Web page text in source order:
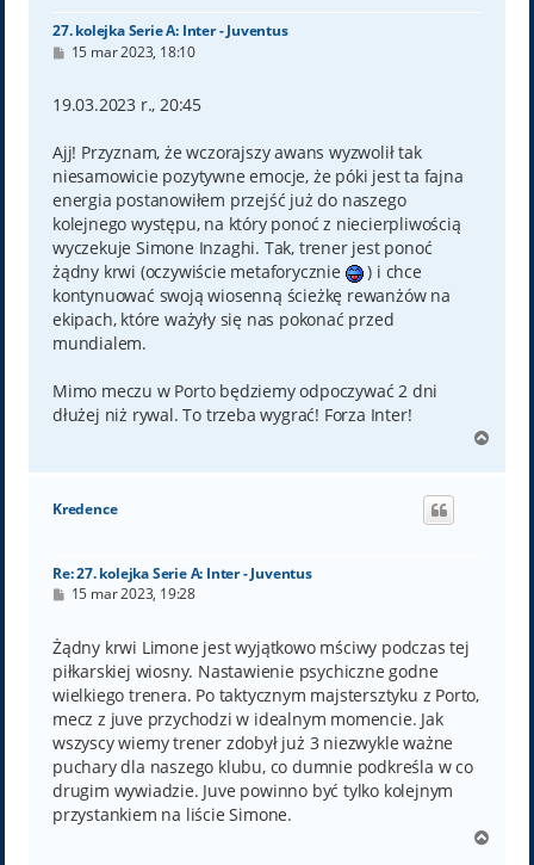
27. kolejka Serie A: Inter - Juventus
P
t
15 mar 2023, 18:10
19.03.2023 r., 20:45
Ajj! Przyznam, że wczorajszy awans wyzwolił tak
niesamowicie pozytywne emocje, że póki jest ta fajna
energia postanowiłem przejść już do naszego
kolejnego występu, na który ponoć z niecierpliwością
wyczekuje Simone Inzaghi. Tak, trener jest ponoć
żądny krwi (oczywiście metaforycznie
) i chce
kontynuować swoją wiosenną ścieżkę rewanżów na
ekipach, które ważyły się nas pokonać przed
mundialem.
Mimo meczu w Porto będziemy odpoczywać 2 dni
dłużej niż rywal. To trzeba wygrać! Forza Inter!
g
Kredence
Re: 27. kolejka Serie A: Inter - Juventus
P
t
15 mar 2023, 19:28
Żądny krwi Limone jest wyjątkowo mściwy podczas tej
piłkarskiej wiosny. Nastawienie psychiczne godne
wielkiego trenera. Po taktycznym majstersztyku z Porto,
mecz z juve przychodzi w idealnym momencie. Jak
wszyscy wiemy trener zdobył już 3 niezwykle ważne
puchary dla naszego klubu, co dumnie podkreśla w co
drugim wywiadzie. Juve powinno być tylko kolejnym
przystankiem na liście Simone.